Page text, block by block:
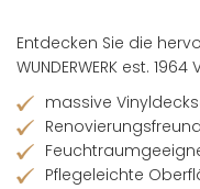
Entdecken Sie die
WUNDERWERK est.
massive
Pflegeleichte